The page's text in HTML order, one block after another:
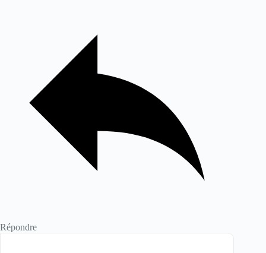
Répondre